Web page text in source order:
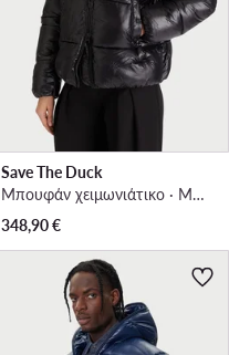
Save The Duck
Μπουφάν χειμωνιάτικο · Μαύρο
348,90€